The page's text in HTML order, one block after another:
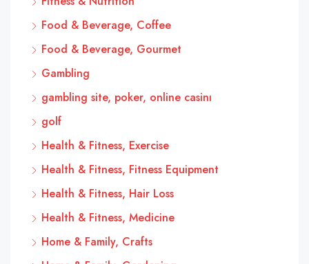
Food & Beverage, Coffee
Food & Beverage, Gourmet
Gambling
gambling site, poker, online casinı
golf
Health & Fitness, Exercise
Health & Fitness, Fitness Equipment
Health & Fitness, Hair Loss
Health & Fitness, Medicine
Home & Family, Crafts